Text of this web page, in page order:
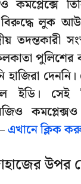
বিরুদ্ধে লুক
তদন্তকারী
পুলিশের
হাজিরা
ইডি।
এখানে ক্লিক
উপর